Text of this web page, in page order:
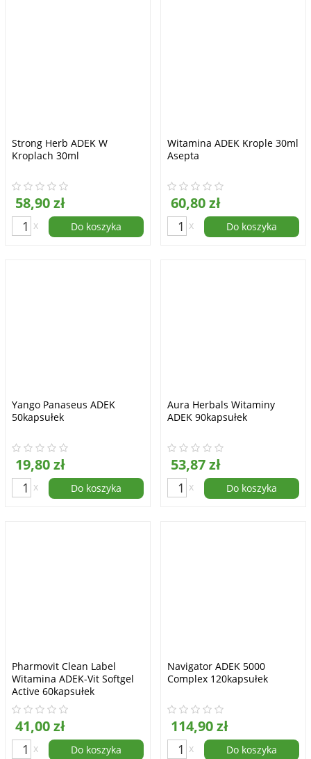
Strong Herb ADEK W
Kroplach 30ml
58,90 zł
x Do koszyka
Witamina ADEK Krople 30ml
Asepta
60,80 zł
x Do koszyka
Yango Panaseus ADEK
50kapsułek
19,80 zł
x Do koszyka
Aura Herbals Witaminy
ADEK 90kapsułek
53,87 zł
x Do koszyka
Pharmovit Clean Label
Witamina ADEK-Vit Softgel
Active 60kapsułek
41,00 zł
x Do koszyka
Navigator ADEK 5000
Complex 120kapsułek
114,90 zł
x Do koszyka